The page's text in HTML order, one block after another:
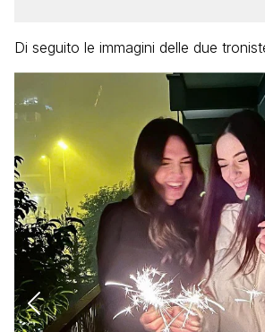
Di seguito le immagini delle due